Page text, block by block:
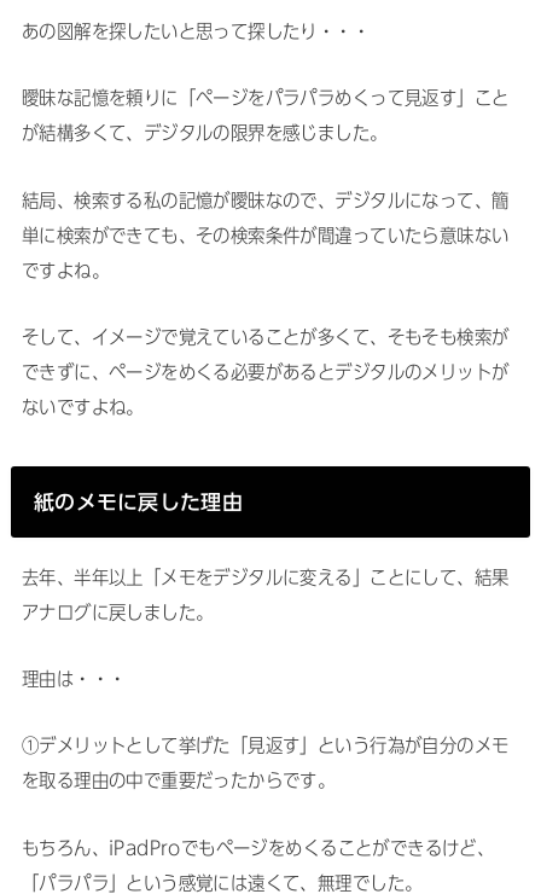
あの図解を探したいと思って探したり・・・
曖昧な記憶を頼りに「ページをパラパラめくって見返す」こと
が結構多くて、デジタルの限界を感じました。
結局、検索する私の記憶が曖昧なので、デジタルになって、簡
単に検索ができても、その検索条件が間違っていたら意味ない
ですよね。
そして、イメージで覚えていることが多くて、そもそも検索が
できずに、ページをめくる必要があるとデジタルのメリットが
ないですよね。
紙のメモに戻した理由
去年、半年以上「メモをデジタルに変える」ことにして、結果
アナログに戻しました。
理由は・・・
①デメリットとして挙げた「見返す」という行為が自分のメモ
を取る理由の中で重要だったからです。
もちろん、iPadProでもページをめくることができるけど、
「パラパラ」という感覚には遠くて、無理でした。